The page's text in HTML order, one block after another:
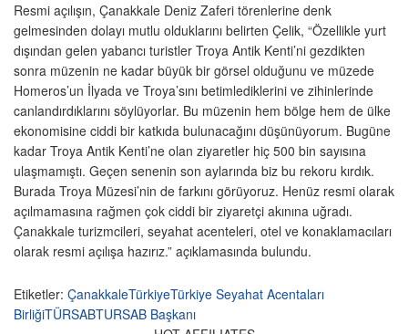
Resmi açılışın, Çanakkale Deniz Zaferi törenlerine denk
gelmesinden dolayı mutlu olduklarını belirten Çelik, “Özellikle yurt
dışından gelen yabancı turistler Troya Antik Kenti’ni gezdikten
sonra müzenin ne kadar büyük bir görsel olduğunu ve müzede
Homeros’un İlyada ve Troya’sını betimlediklerini ve zihinlerinde
canlandırdıklarını söylüyorlar. Bu müzenin hem bölge hem de ülke
ekonomisine ciddi bir katkıda bulunacağını düşünüyorum. Bugüne
kadar Troya Antik Kenti’ne olan ziyaretler hiç 500 bin sayısına
ulaşmamıştı. Geçen senenin son aylarında biz bu rekoru kırdık.
Burada Troya Müzesi’nin de farkını görüyoruz. Henüz resmi olarak
açılmamasına rağmen çok ciddi bir ziyaretçi akınına uğradı.
Çanakkale turizmcileri, seyahat acenteleri, otel ve konaklamacıları
olarak resmi açılışa hazırız.” açıklamasında bulundu.
Etiketler: ÇanakkaleTürkiyeTürkiye Seyahat Acentaları
BirliğiTÜRSABTURSAB Başkanı